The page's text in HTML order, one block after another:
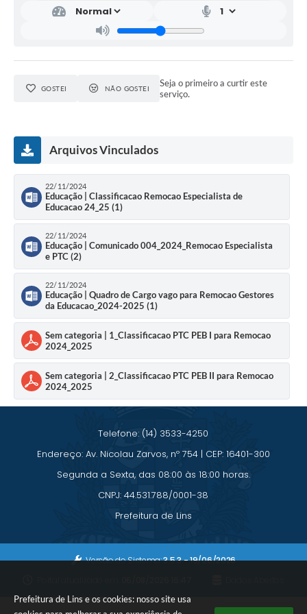
Prefeitura de Lins e os cookies: nosso site usa
Relação dos Itinerários do Transporte Público
Saneamento Básico de Lins
FAQ
Contato
Lei Orgânica
Educação
Infraestrutura
Meio Ambiente
Saúde
A Prefeitura
Plano de Contingência 2024-2025 Lins/SP
Tributos
GOSTEI NÃO GOSTEI
Seja o primeiro a curtir este
serviço.
Arquivos Vinculados
22/11/2024
Educação | Classificacao Remocao Especialista de
Educacao 24_25 (1)
22/11/2024
Educação | Comunicado 004_2024_Remocao Especialista
e PTC (2)
22/11/2024
Educação | Quadro de Cargo vago para Remocao Gestores
da Educacao_2024-2025 (1)
Sem categoria | 1_Classificacao PTC PEB I para Remocao
2024_2025
Sem categoria | 2_Classificacao PTC PEB II para Remocao
2024_2025
Telefone: (14) 3533-4250
Endereço: Av. Nicolau Zarvos, nº 754 | CEP: 16401-300
Segunda a Sexta, das 08:00 às 18:00 horas.
CNPJ: 44.531.788/0001-38
Prefeitura de Lins
Versão do Sistema:3.5.3 - 19/06/2026